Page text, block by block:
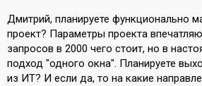
Дмитрий, планируете функционально
проект? Параметры проекта
запросов в 2000 чего стоит, но в
подход "одного окна". Планируете
из ИТ? И если да, то на какие